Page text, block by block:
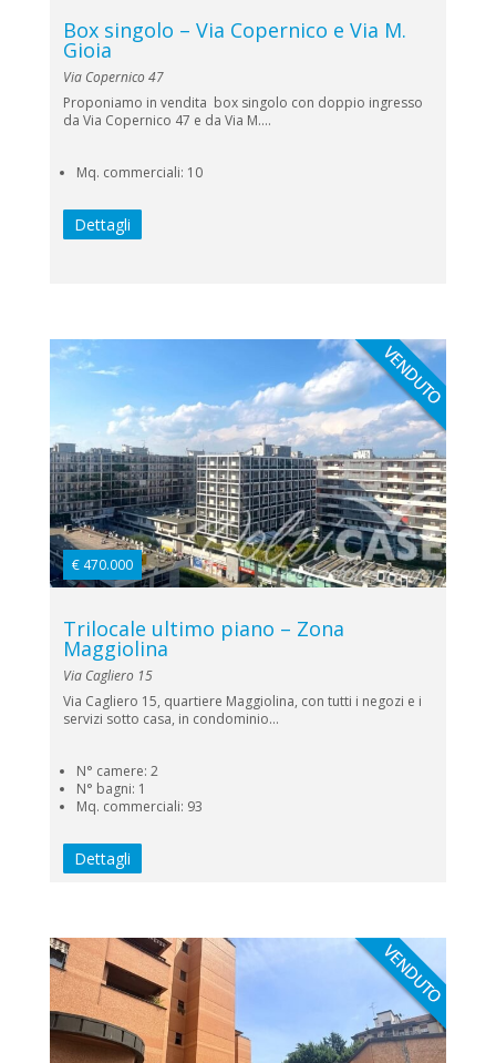
Box singolo – Via Copernico e Via M.
Gioia
Via Copernico 47
Proponiamo in vendita box singolo con doppio ingresso
da Via Copernico 47 e da Via M....
Mq. commerciali: 10
Dettagli
€ 470.000
Trilocale ultimo piano – Zona
Maggiolina
Via Cagliero 15
Via Cagliero 15, quartiere Maggiolina, con tutti i negozi e i
servizi sotto casa, in condominio...
N° camere: 2
N° bagni: 1
Mq. commerciali: 93
Dettagli